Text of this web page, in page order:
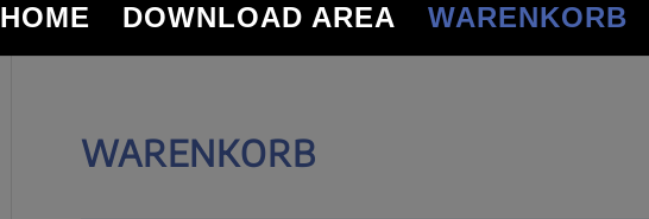
HOME DOWNLOAD AREA WARENKORB
WARENKORB